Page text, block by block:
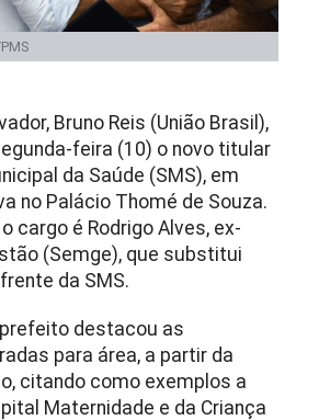
Bruno Reis (União Brasil),
feira (10) o novo titular
da Saúde (SMS), em
no Palácio Thomé de Souza.
cargo é Rodrigo Alves, ex-
(Semge), que substitui
da SMS.
destacou as
para área, a partir da
citando como exemplos a
Maternidade e da Criança